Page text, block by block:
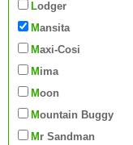
Lodger
Mansita
Maxi-Cosi
Mima
Moon
Mountain Buggy
Mr Sandman